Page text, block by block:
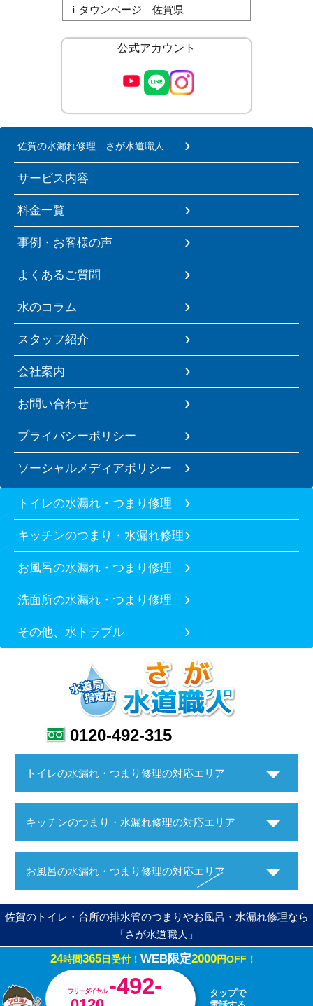
ｉタウンページ 佐賀県
公式アカウント
佐賀の水漏れ修理 さが水道職人
サービス内容
料金一覧
事例・お客様の声
よくあるご質問
水のコラム
スタッフ紹介
会社案内
お問い合わせ
プライバシーポリシー
ソーシャルメディアポリシー
トイレの水漏れ・つまり修理
キッチンのつまり・水漏れ修理
お風呂の水漏れ・つまり修理
洗面所の水漏れ・つまり修理
その他、水トラブル
0120-492-315
トイレの水漏れ・つまり修理の対応エリア
キッチンのつまり・水漏れ修理の対応エリア
お風呂の水漏れ・つまり修理の対応エリア
佐賀のトイレ・台所の排水管のつまりやお風呂・水漏れ修理なら
「さが水道職人」
Copyright ©さが水道職人. All Rights Reserved.
24時間365日受付！ WEB限定2000円OFF！
フリーダイヤル -492-
タップで